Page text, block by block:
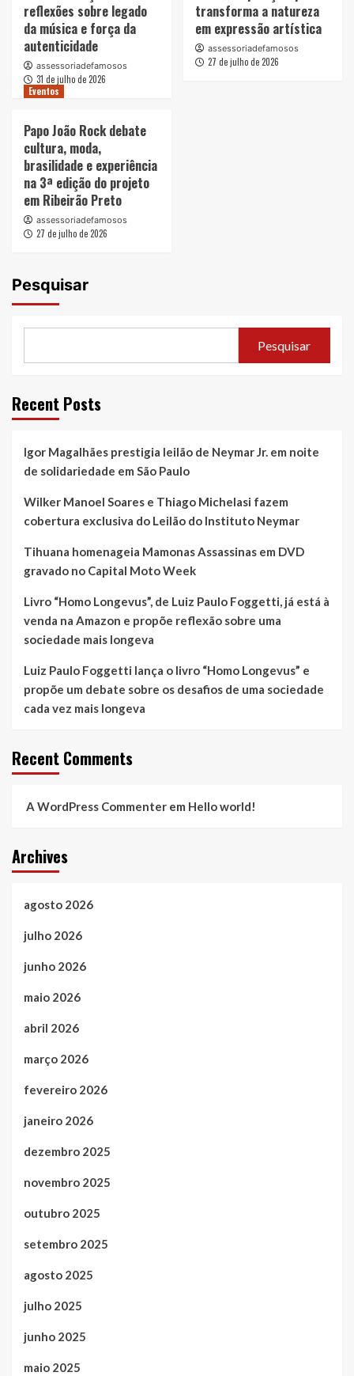
reflexões sobre legado
da música e força da
autenticidade
assessoriadefamosos
31 de julho de 2026
transforma a natureza
em expressão artística
assessoriadefamosos
27 de julho de 2026
Eventos
Papo João Rock debate
cultura, moda,
brasilidade e experiência
na 3ª edição do projeto
em Ribeirão Preto
assessoriadefamosos
27 de julho de 2026
Pesquisar
Pesquisar
Recent Posts
Igor Magalhães prestigia leilão de Neymar Jr. em noite
de solidariedade em São Paulo
Wilker Manoel Soares e Thiago Michelasi fazem
cobertura exclusiva do Leilão do Instituto Neymar
Tihuana homenageia Mamonas Assassinas em DVD
gravado no Capital Moto Week
Livro “Homo Longevus”, de Luiz Paulo Foggetti, já está à
venda na Amazon e propõe reflexão sobre uma
sociedade mais longeva
Luiz Paulo Foggetti lança o livro “Homo Longevus” e
propõe um debate sobre os desafios de uma sociedade
cada vez mais longeva
Recent Comments
A WordPress Commenter em Hello world!
Archives
agosto 2026
julho 2026
junho 2026
maio 2026
abril 2026
março 2026
fevereiro 2026
janeiro 2026
dezembro 2025
novembro 2025
outubro 2025
setembro 2025
agosto 2025
julho 2025
junho 2025
maio 2025